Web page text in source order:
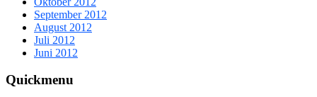
September 2012
August 2012
Juli 2012
Juni 2012
Quickmenu